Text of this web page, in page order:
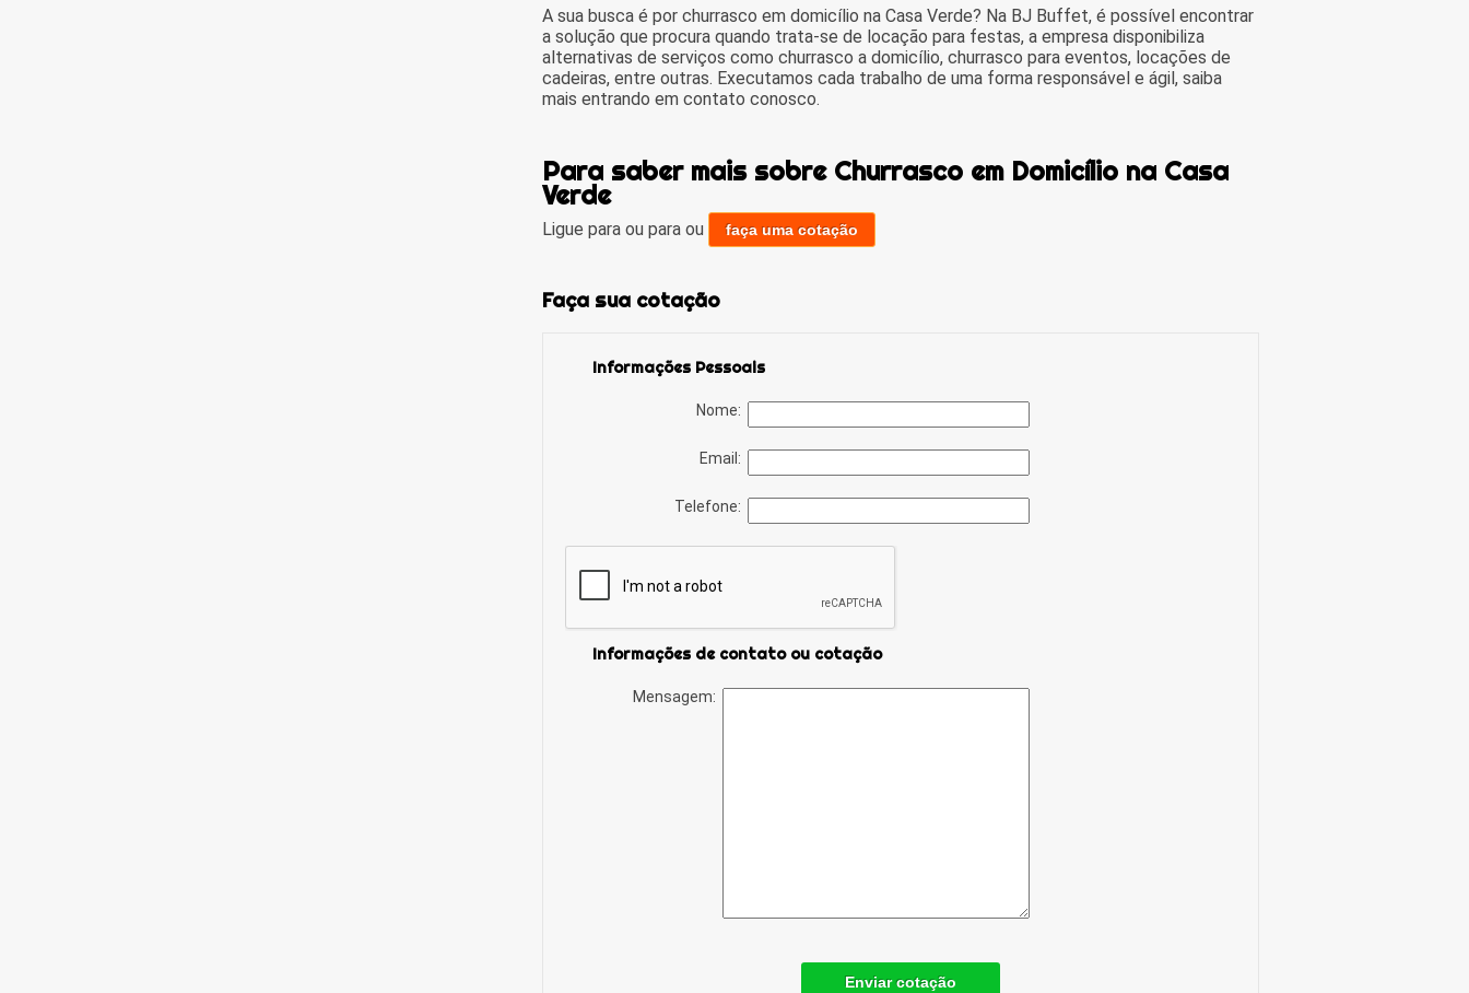
A sua busca é por churrasco em domicílio na Casa Verde? Na BJ Buffet, é possível encontrar
a solução que procura quando trata-se de locação para festas, a empresa disponibiliza
alternativas de serviços como churrasco a domicílio, churrasco para eventos, locações de
cadeiras, entre outras. Executamos cada trabalho de uma forma responsável e ágil, saiba
mais entrando em contato conosco.
Para saber mais sobre Churrasco em Domicílio na Casa
Verde
Ligue para ou para ou faça uma cotação
Faça sua cotação
Informações Pessoais
Nome:
Email:
Telefone:
Informações de contato ou cotação
Mensagem:
Enviar cotação